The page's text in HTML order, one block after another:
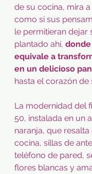
de su cocina, mira
como si sus
le permitieran dejar
plantado ahí,
equivale a
en un delicioso
hasta el corazón de
La modernidad del
50, instalada en un
naranja, que
cocina, sillas de
teléfono de pared,
flores blancas y